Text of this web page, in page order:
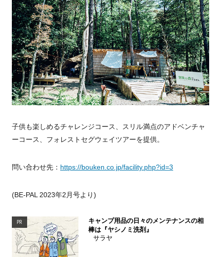
子供も楽しめるチャレンジコース、スリル満点のアドベンチャ
ーコース、フォレストセグウェイツアーを提供。
問い合わせ先： https://bouken.co.jp/facility.php?id=3
(BE-PAL 2023年2月号より)
PR
キャンプ用品の日々のメンテナンスの相
棒は『ヤシノミ洗剤』
サラヤ